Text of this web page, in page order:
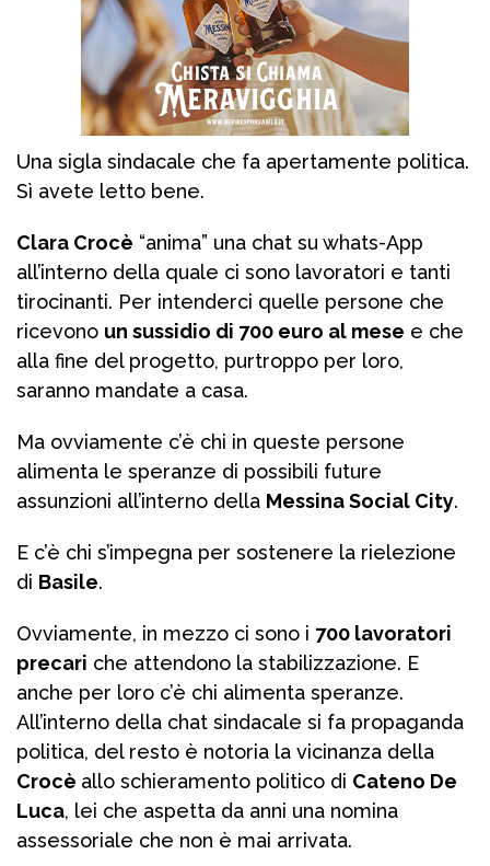
Una sigla sindacale che fa apertamente politica.
Sì avete letto bene.
Clara Crocè “anima” una chat su whats-App
all’interno della quale ci sono lavoratori e tanti
tirocinanti. Per intenderci quelle persone che
ricevono un sussidio di 700 euro al mese e che
alla fine del progetto, purtroppo per loro,
saranno mandate a casa.
Ma ovviamente c’è chi in queste persone
alimenta le speranze di possibili future
assunzioni all’interno della Messina Social City.
E c’è chi s’impegna per sostenere la rielezione
di Basile.
Ovviamente, in mezzo ci sono i 700 lavoratori
precari che attendono la stabilizzazione. E
anche per loro c’è chi alimenta speranze.
All’interno della chat sindacale si fa propaganda
politica, del resto è notoria la vicinanza della
Crocè allo schieramento politico di Cateno De
Luca, lei che aspetta da anni una nomina
assessoriale che non è mai arrivata.